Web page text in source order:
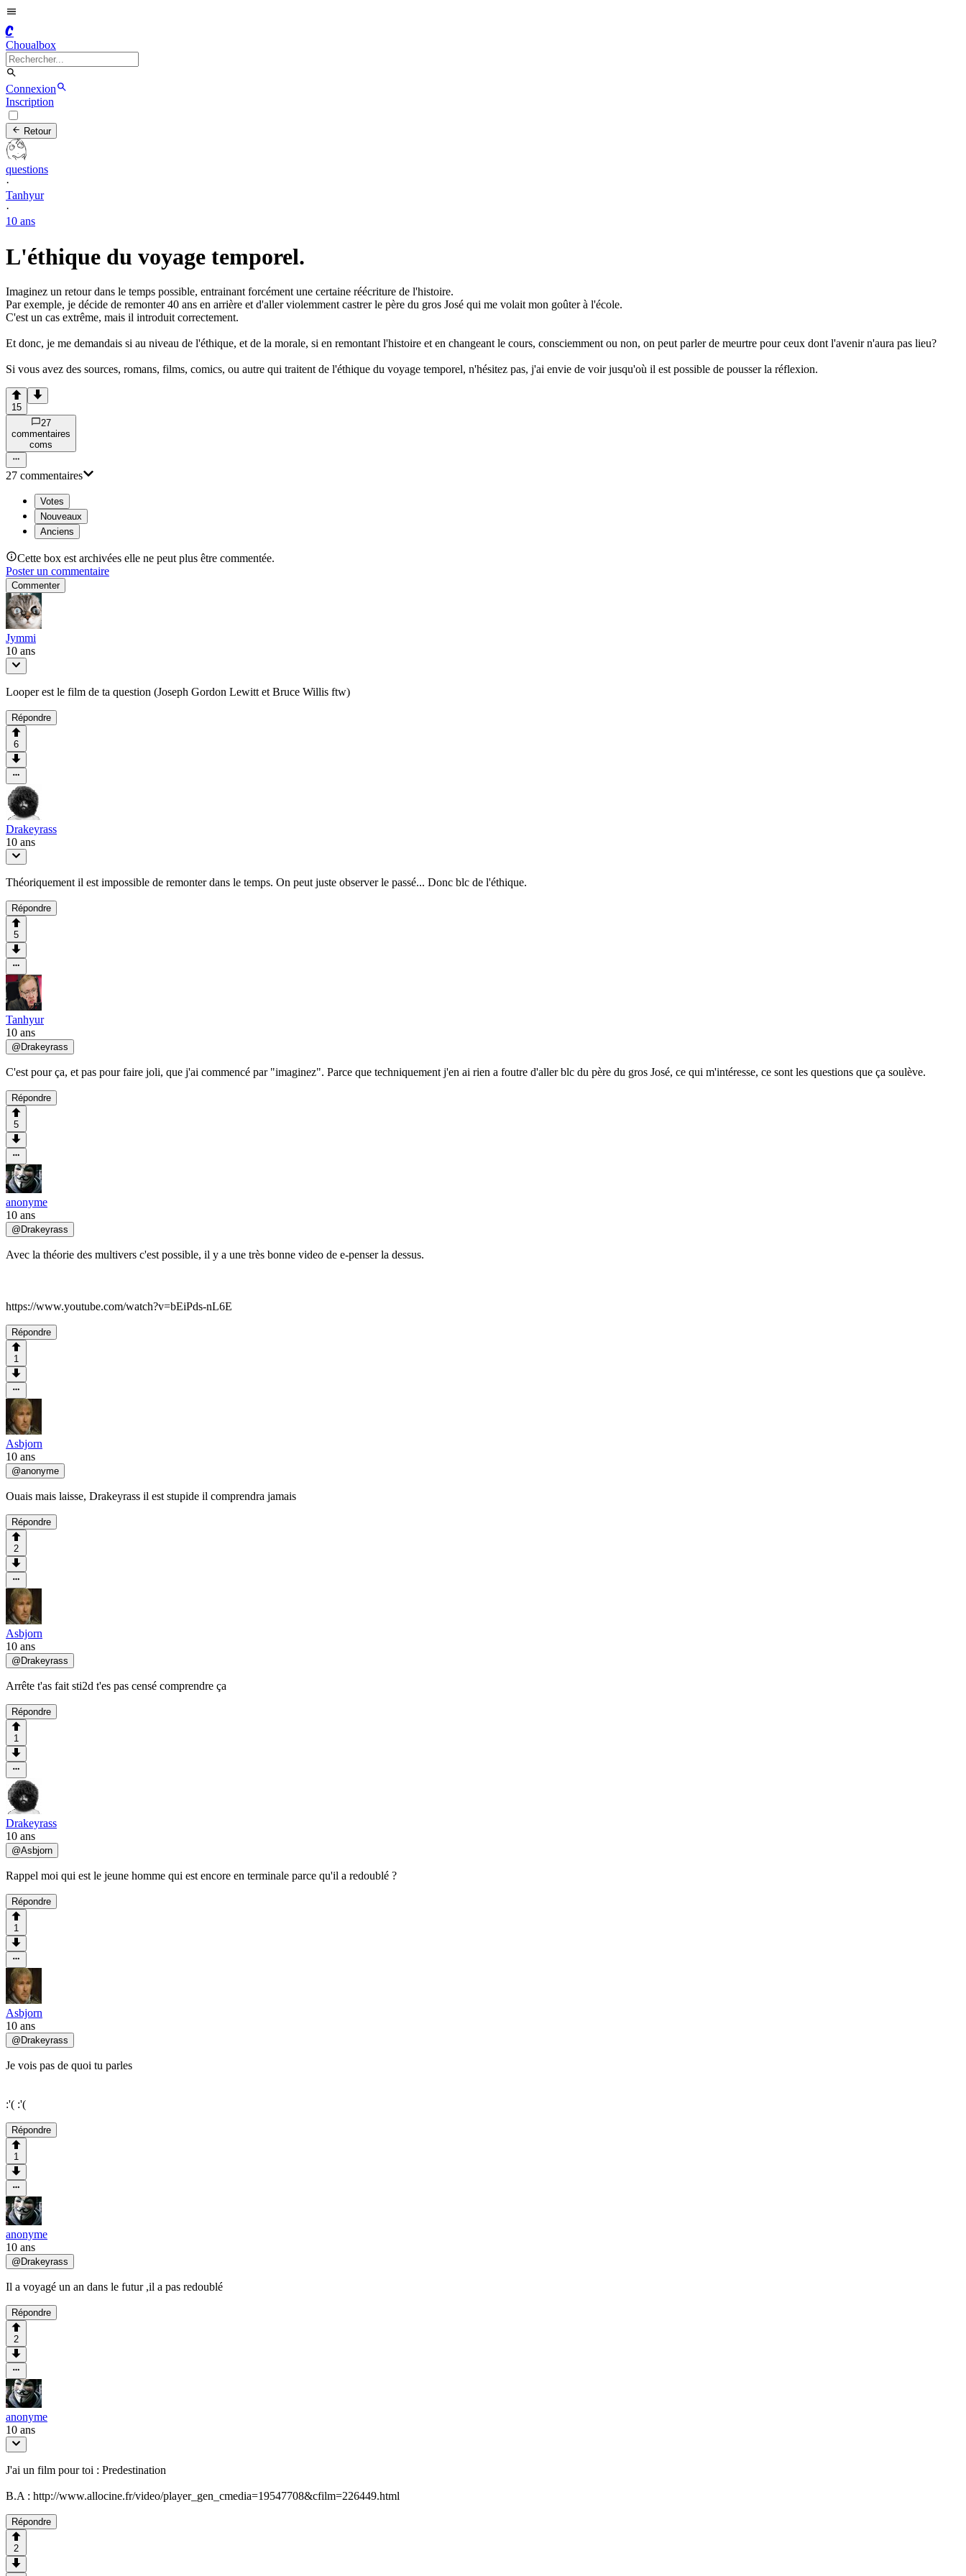
C
Choualbox
Connexion
Inscription
Retour
questions
·
Tanhyur
·
10 ans
L'éthique du voyage temporel.
Imaginez un retour dans le temps possible, entrainant forcément une certaine réécriture de l'histoire.
Par exemple, je décide de remonter 40 ans en arrière et d'aller violemment castrer le père du gros José qui me volait mon goûter à l'école.
C'est un cas extrême, mais il introduit correctement.
Et donc, je me demandais si au niveau de l'éthique, et de la morale, si en remontant l'histoire et en changeant le cours, consciemment ou non, on peut parler de meurtre pour ceux dont l'avenir n'aura pas lieu?
Si vous avez des sources, romans, films, comics, ou autre qui traitent de l'éthique du voyage temporel, n'hésitez pas, j'ai envie de voir jusqu'où il est possible de pousser la réflexion.
15
27
commentaires
coms
27 commentaires
Votes
Nouveaux
Anciens
Cette box est archivées elle ne peut plus être commentée.
Poster un commentaire
Commenter
Jymmi
10 ans
Looper est le film de ta question (Joseph Gordon Lewitt et Bruce Willis ftw)
Répondre
6
Drakeyrass
10 ans
Théoriquement il est impossible de remonter dans le temps. On peut juste observer le passé... Donc blc de l'éthique.
Répondre
5
Tanhyur
10 ans
@ Drakeyrass
C'est pour ça, et pas pour faire joli, que j'ai commencé par "imaginez". Parce que techniquement j'en ai rien a foutre d'aller blc du père du gros José, ce qui m'intéresse, ce sont les questions que ça soulève.
Répondre
5
anonyme
10 ans
@ Drakeyrass
Avec la théorie des multivers c'est possible, il y a une très bonne video de e-penser la dessus.
https://www.youtube.com/watch?v=bEiPds-nL6E
Répondre
1
Asbjorn
10 ans
@anonyme
Ouais mais laisse, Drakeyrass il est stupide il comprendra jamais
Répondre
2
Asbjorn
10 ans
@ Drakeyrass
Arrête t'as fait sti2d t'es pas censé comprendre ça
Répondre
1
Drakeyrass
10 ans
@Asbjorn
Rappel moi qui est le jeune homme qui est encore en terminale parce qu'il a redoublé ?
Répondre
1
Asbjorn
10 ans
@Drakeyrass
Je vois pas de quoi tu parles
:'( :'(
Répondre
1
anonyme
10 ans
@Drakeyrass
Il a voyagé un an dans le futur ,il a pas redoublé
Répondre
2
anonyme
10 ans
J'ai un film pour toi : Predestination
B.A : http://www.allocine.fr/video/player_gen_cmedia=19547708&cfilm=226449.html
Répondre
2